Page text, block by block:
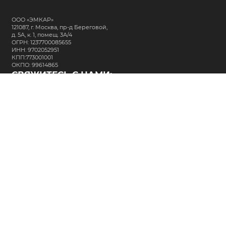
ООО «ЭМКАР»
121087, г. Москва, пр-д Береговой,
д. 5А, к. 1, помещ. 3А/4
ОГРН: 1237700085655
ИНН: 9702052951
КПП:773001001
ОКПО: 99614865
СВЯЖИТЕСЬ С НАМИ: